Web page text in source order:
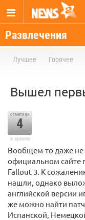
Развлечения
Лучшее Горячее
Вышел
отметили
4
в архиве
Вообщем-то даже не
официальном сайте
Fallout 3. К
нашли, однако
английской версии
же можно найти
Испанской,